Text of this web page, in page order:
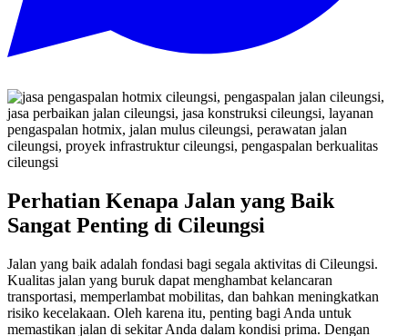
Perhatian Kenapa Jalan yang Baik
Sangat Penting di Cileungsi
Jalan yang baik adalah fondasi bagi segala aktivitas di Cileungsi.
Kualitas jalan yang buruk dapat menghambat kelancaran
transportasi, memperlambat mobilitas, dan bahkan meningkatkan
risiko kecelakaan. Oleh karena itu, penting bagi Anda untuk
memastikan jalan di sekitar Anda dalam kondisi prima. Dengan